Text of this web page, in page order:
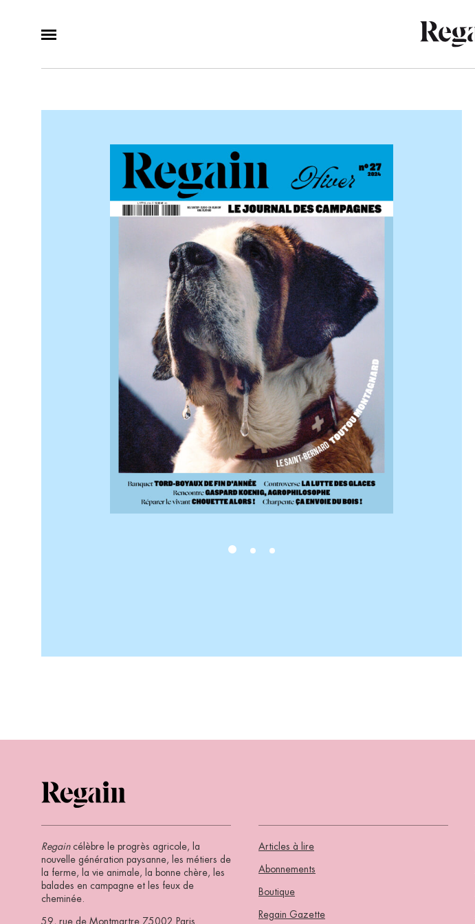
Regaincélèbre le progrès agricole, la
nouvelle génération paysanne, les métiers de
la ferme, la vie animale, la bonne chère, les
balades en campagne et les feux de
cheminée.
59, rue de Montmartre 75002 Paris
Articles à lire
Abonnements
Boutique
Regain Gazette